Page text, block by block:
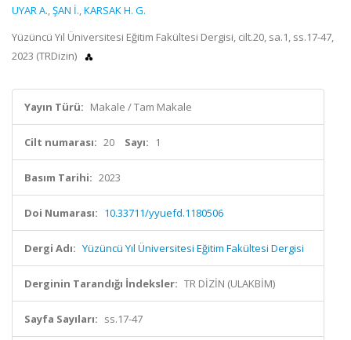
UYAR A.,ŞAN İ.,KARSAK H. G.
Yüzüncü Yıl Üniversitesi Eğitim Fakültesi Dergisi, cilt.20, sa.1, ss.17-47,
2023 (TRDizin)
Yayın Türü: Makale / Tam Makale
Cilt numarası: 20 Sayı: 1
Basım Tarihi: 2023
Doi Numarası: 10.33711/yyuefd.1180506
Dergi Adı: Yüzüncü Yıl Üniversitesi Eğitim Fakültesi Dergisi
Derginin Tarandığı İndeksler: TR DİZİN (ULAKBİM)
Sayfa Sayıları: ss.17-47